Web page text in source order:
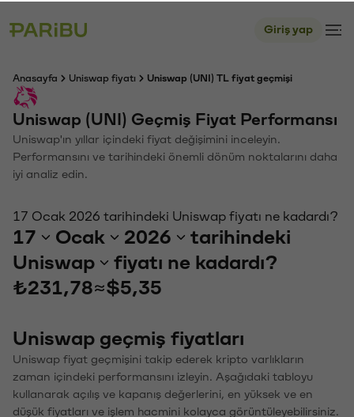
Giriş yap
Anasayfa Uniswap fiyatı Uniswap (UNI) TL fiyat geçmişi
Uniswap (UNI) Geçmiş Fiyat Performansı
Uniswap'ın yıllar içindeki fiyat değişimini inceleyin.
Performansını ve tarihindeki önemli dönüm noktalarını daha
iyi analiz edin.
17 Ocak 2026 tarihindeki Uniswap fiyatı ne kadardı?
17 Ocak 2026
tarihindeki
Uniswap
fiyatı ne kadardı?
₺231,78≈$5,35
Uniswap geçmiş fiyatları
Uniswap fiyat geçmişini takip ederek kripto varlıkların
zaman içindeki performansını izleyin. Aşağıdaki tabloyu
kullanarak açılış ve kapanış değerlerini, en yüksek ve en
düşük fiyatları ve işlem hacmini kolayca görüntüleyebilirsiniz.